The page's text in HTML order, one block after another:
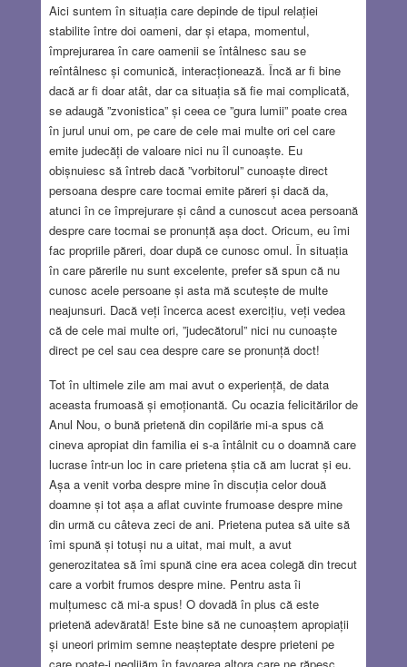
Aici suntem în situația care depinde de tipul relației
stabilite între doi oameni, dar și etapa, momentul,
împrejurarea în care oamenii se întâlnesc sau se
reîntâlnesc și comunică, interacționează. Încă ar fi bine
dacă ar fi doar atât, dar ca situația să fie mai complicată,
se adaugă ”zvonistica” și ceea ce ”gura lumii” poate crea
în jurul unui om, pe care de cele mai multe ori cel care
emite judecăți de valoare nici nu îl cunoaște. Eu
obișnuiesc să întreb dacă ”vorbitorul” cunoaște direct
persoana despre care tocmai emite păreri și dacă da,
atunci în ce împrejurare și când a cunoscut acea persoană
despre care tocmai se pronunță așa doct. Oricum, eu îmi
fac propriile păreri, doar după ce cunosc omul. În situația
în care părerile nu sunt excelente, prefer să spun că nu
cunosc acele persoane și asta mă scutește de multe
neajunsuri. Dacă veți încerca acest exercițiu, veți vedea
că de cele mai multe ori, ”judecătorul” nici nu cunoaște
direct pe cel sau cea despre care se pronunță doct!
Tot în ultimele zile am mai avut o experiență, de data
aceasta frumoasă și emoționantă. Cu ocazia felicitărilor de
Anul Nou, o bună prietenă din copilărie mi-a spus că
cineva apropiat din familia ei s-a întâlnit cu o doamnă care
lucrase într-un loc in care prietena știa că am lucrat și eu.
Așa a venit vorba despre mine în discuția celor două
doamne și tot așa a aflat cuvinte frumoase despre mine
din urmă cu câteva zeci de ani. Prietena putea să uite să
îmi spună și totuși nu a uitat, mai mult, a avut
generozitatea să îmi spună cine era acea colegă din trecut
care a vorbit frumos despre mine. Pentru asta îi
mulțumesc că mi-a spus! O dovadă în plus că este
prietenă adevărată! Este bine să ne cunoaștem apropiații
și uneori primim semne neașteptate despre prieteni pe